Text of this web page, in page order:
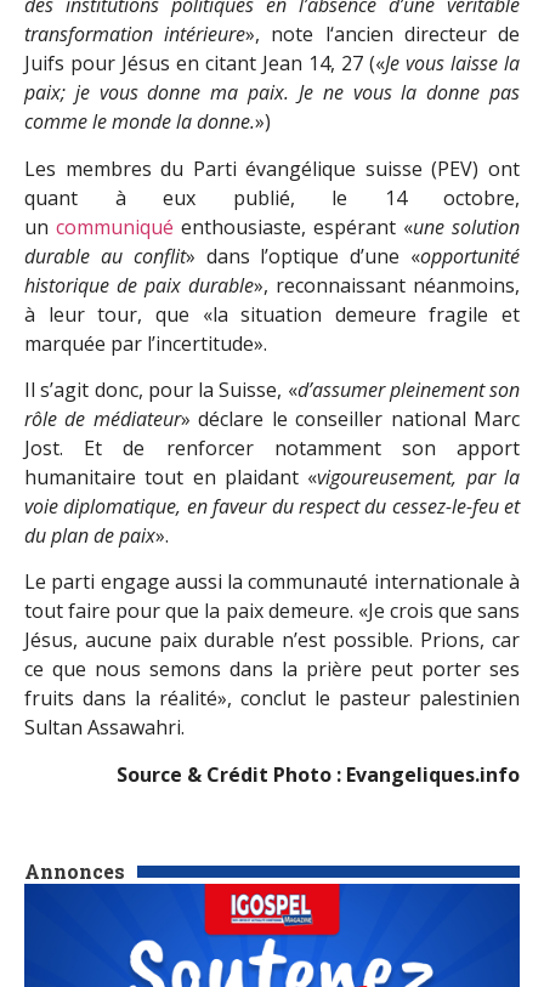
Annonces
transformation intérieure», note l‘ancien directeur de
Juifs pour Jésus en citant Jean 14, 27 («Je vous laisse la
paix; je vous donne ma paix. Je ne vous la donne pas
comme le monde la donne.»)
Les membres du Parti évangélique suisse (PEV) ont
quant à eux publié, le 14 octobre,
un communiqué enthousiaste, espérant «une solution
durable au conflit» dans l’optique d’une «opportunité
historique de paix durable», reconnaissant néanmoins,
à leur tour, que «la situation demeure fragile et
marquée par l’incertitude».
Il s’agit donc, pour la Suisse, «d’assumer pleinement son
rôle de médiateur» déclare le conseiller national Marc
Jost. Et de renforcer notamment son apport
humanitaire tout en plaidant «vigoureusement, par la
voie diplomatique, en faveur du respect du cessez-le-feu et
du plan de paix».
Le parti engage aussi la communauté internationale à
tout faire pour que la paix demeure. «Je crois que sans
Jésus, aucune paix durable n’est possible. Prions, car
ce que nous semons dans la prière peut porter ses
fruits dans la réalité», conclut le pasteur palestinien
Sultan Assawahri.
Source & Crédit Photo : Evangeliques.info